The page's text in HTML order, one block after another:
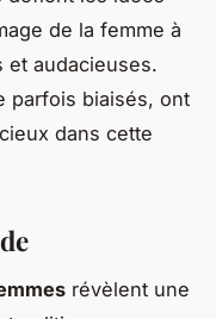
de la femme à
audacieuses.
parfois biaisés, ont
dans cette
révèlent une